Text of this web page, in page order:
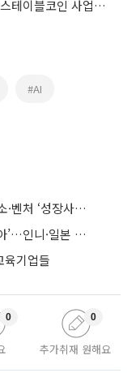
마스터카드, BVNK 18억 달러 인수로 스테이블코인 사업 본격 확장
#AI
‘창업-도약-재도전’ 연결… 중기부, 중소·벤처 ‘성장사다리’ 짓는다
우즈벡서 보폭 넓히는 비상교육 ‘올비아’…인니·일본 진출 타진
기업들
0
추가취재 원해요
0